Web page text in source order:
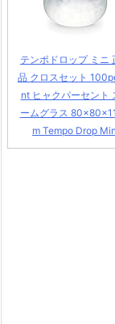
テンポドロップ ミニ
品 クロスセット
nt ヒャクパーセント
ームグラス
m Tempo Drop